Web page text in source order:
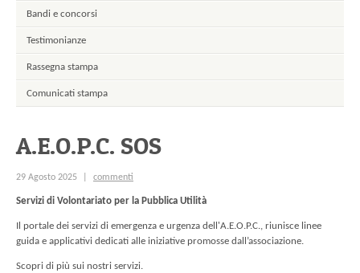
Bandi e concorsi
Testimonianze
Rassegna stampa
Comunicati stampa
A.E.O.P.C. SOS
29 Agosto 2025 commenti
Servizi di Volontariato per la Pubblica Utilità
Il portale dei servizi di emergenza e urgenza dell'A.E.O.P.C., riunisce linee
guida e applicativi dedicati alle iniziative promosse dall’associazione.
Scopri di più sui nostri servizi.